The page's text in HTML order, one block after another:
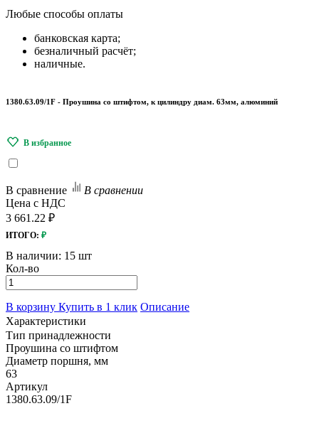
Любые способы оплаты
банковская карта;
безналичный расчёт;
наличные.
1380.63.09/1F - Проушина со штифтом, к цилиндру диам. 63мм, алюминий
В сравнение
В сравнении
Цена с НДС
3 661.22 ₽
ИТОГО: ₽
В наличии: 15 шт
Кол-во
В корзину Купить в 1 клик Описание
Характеристики
Тип принадлежности
Проушина со штифтом
Диаметр поршня, мм
63
Артикул
1380.63.09/1F